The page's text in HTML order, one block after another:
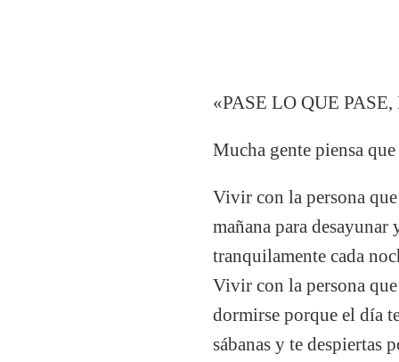
«PASE LO QUE
Mucha gente piensa
Vivir con la persona
mañana para desayunar
tranquilamente cada
Vivir con la persona
dormirse porque el día
sábanas y te despiertas